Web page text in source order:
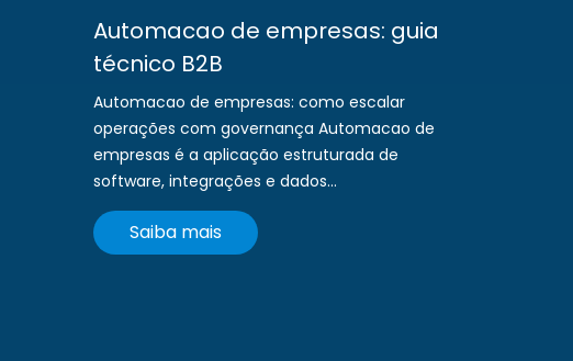
Automacao de empresas: guia
técnico B2B
Automacao de empresas: como escalar
operações com governança Automacao de
empresas é a aplicação estruturada de
software, integrações e dados...
Saiba mais